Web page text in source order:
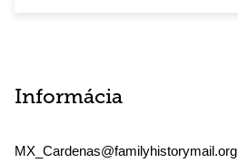
Informácia
MX_Cardenas@familyhistorymail.org